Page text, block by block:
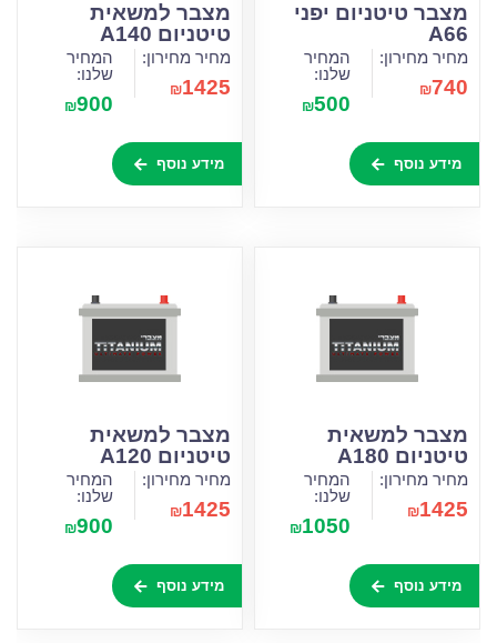
מצבר טיטניום יפני
A66
מחיר מחירון:
₪740
המחיר
שלנו:
₪500
מידע נוסף
מצבר למשאית
טיטניום A140
מחיר מחירון:
₪1425
המחיר
שלנו:
₪900
מידע נוסף
מצבר למשאית
טיטניום A180
מחיר מחירון:
₪1425
המחיר
שלנו:
₪1050
מידע נוסף
מצבר למשאית
טיטניום A120
מחיר מחירון:
₪1425
המחיר
שלנו:
₪900
מידע נוסף